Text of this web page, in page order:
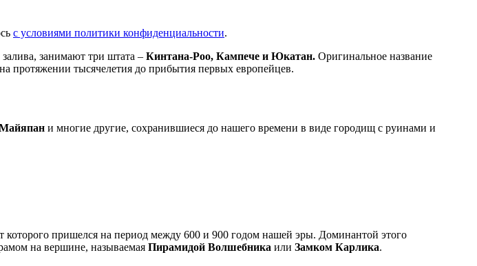
с условиями политики конфиденциальности.
занимают три штата – Кинтана-Роо, Кампече и Юкатан. Оригинальное название
протяжении тысячелетия до прибытия первых европейцев.
и многие другие, сохранившиеся до нашего времени в виде городищ с руинами и
которого пришелся на период между 600 и 900 годом нашей эры. Доминантой этого
на вершине, называемая Пирамидой Волшебника или Замком Карлика.